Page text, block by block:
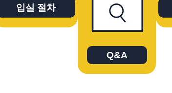
입실 절차
Q&A